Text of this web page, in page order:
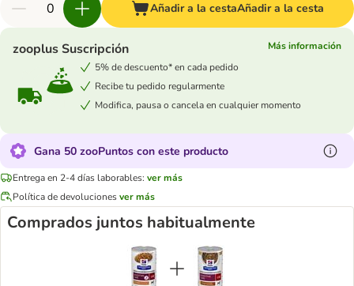
Añadir a la cestaAñadir a la cesta
zooplus Suscripción
Más información
5% de descuento* en cada pedido
Recibe tu pedido regularmente
Modifica, pausa o cancela en cualquier momento
Gana 50 zooPuntos con este producto
Entrega en 2-4 días laborables: ver más
Política de devolucionesver más
Comprados juntos habitualmente